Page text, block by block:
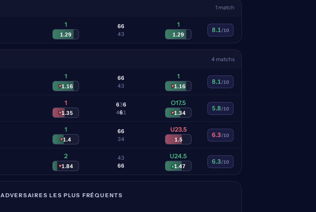
1 match
1
1.29
6
4
6
3
1
1.29
8.1/10
4 matchs
1
▾1.16
6
4
6
3
1
▾1.16
8.1/10
1
▾1.35
6
4
3
6
6
1
O17.5
▾1.34
5.8/10
1
▾1.4
6
3
6
4
U23.5
1.5
6.3/10
2
▾1.84
4
6
3
6
U24.5
▴1.47
6.3/10
ADVERSAIRES LES PLUS FRÉQUENTS